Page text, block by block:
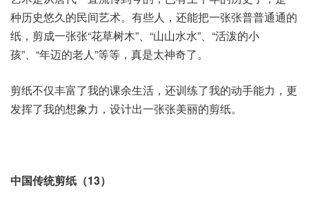
种历史悠久的民间艺术。有些人，还能把一张张普普通通的
纸，剪成一张张“花草树木”、“山山水水”、“活泼的小
孩”、“年迈的老人”等等，真是太神奇了。
剪纸不仅丰富了我的课余生活，还训练了我的动手能力，更
发挥了我的想象力，设计出一张张美丽的剪纸。
中国传统剪纸（13）